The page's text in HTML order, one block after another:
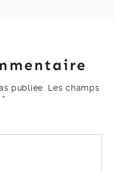
publiée.
Les champs
*